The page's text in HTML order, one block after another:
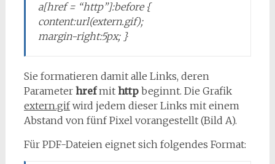
a[href = “http”]:before {
content:url(extern.gif);
margin-right:5px; }
Sie formatieren damit alle Links, deren
Parameter hrefmit http beginnt. Die Grafik
extern.gifwird jedem dieser Links mit einem
Abstand von fünf Pixel vorangestellt (Bild A).
Für PDF-Dateien eignet sich folgendes Format: